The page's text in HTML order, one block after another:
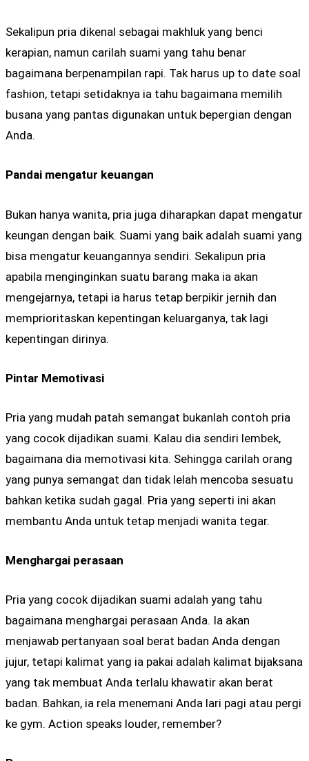
Sekalipun pria dikenal sebagai makhluk yang benci
kerapian, namun carilah suami yang tahu benar
bagaimana berpenampilan rapi. Tak harus up to date soal
fashion, tetapi setidaknya ia tahu bagaimana memilih
busana yang pantas digunakan untuk bepergian dengan
Anda.
Pandai mengatur keuangan
Bukan hanya wanita, pria juga diharapkan dapat mengatur
keungan dengan baik. Suami yang baik adalah suami yang
bisa mengatur keuangannya sendiri. Sekalipun pria
apabila menginginkan suatu barang maka ia akan
mengejarnya, tetapi ia harus tetap berpikir jernih dan
memprioritaskan kepentingan keluarganya, tak lagi
kepentingan dirinya.
Pintar Memotivasi
Pria yang mudah patah semangat bukanlah contoh pria
yang cocok dijadikan suami. Kalau dia sendiri lembek,
bagaimana dia memotivasi kita. Sehingga carilah orang
yang punya semangat dan tidak lelah mencoba sesuatu
bahkan ketika sudah gagal. Pria yang seperti ini akan
membantu Anda untuk tetap menjadi wanita tegar.
Menghargai perasaan
Pria yang cocok dijadikan suami adalah yang tahu
bagaimana menghargai perasaan Anda. Ia akan
menjawab pertanyaan soal berat badan Anda dengan
jujur, tetapi kalimat yang ia pakai adalah kalimat bijaksana
yang tak membuat Anda terlalu khawatir akan berat
badan. Bahkan, ia rela menemani Anda lari pagi atau pergi
ke gym. Action speaks louder, remember?